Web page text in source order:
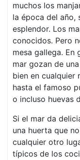
muchos los
la época del año,
esplendor. Los
conocidos. Pero
mesa gallega. En
mar gozan de
bien en cualquier
hasta el famoso
o incluso huevas
Si el mar da
una huerta que
cualquier otro
típicos de los